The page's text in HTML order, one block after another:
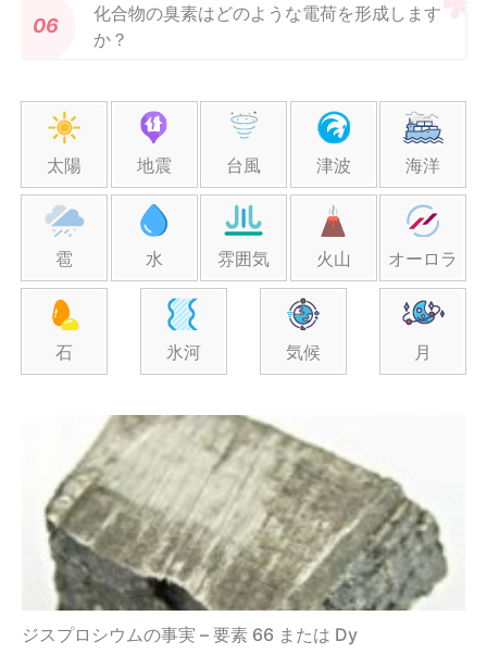
化合物の臭素はどのような電荷を形成します
か？
太陽 地震 台風 津波 海洋
雹 水 雰囲気 火山 オーロラ
石 氷河 気候 月
ジスプロシウムの事実 – 要素 66 または Dy